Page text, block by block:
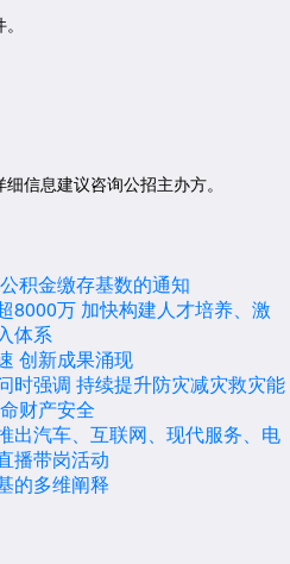
信息建议咨询公招主办方。
积金缴存基数的通知
8000万 加快构建人才培养、激
体系
创新成果涌现
时强调 持续提升防灾减灾救灾能
财产安全
出汽车、互联网、现代服务、电
播带岗活动
的多维阐释